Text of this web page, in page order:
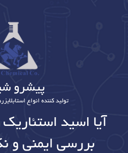
پیشرو
تولید کننده انواع
آیا اسید
بررسی ایمنی و